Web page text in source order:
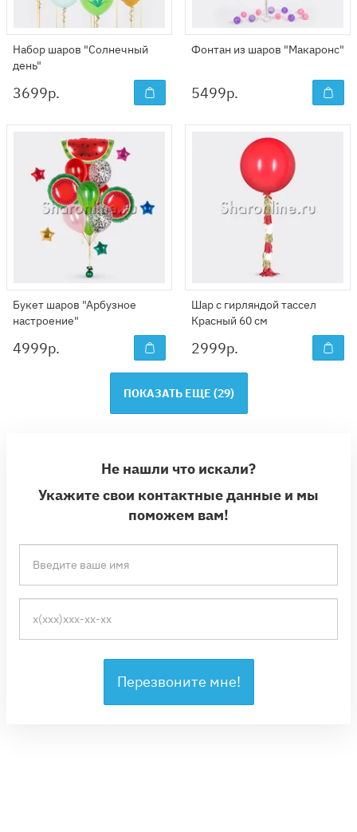
Набор шаров "Солнечный
день"
3699р.
Фонтан из шаров "Макаронс"
5499р.
Букет шаров "Арбузное
настроение"
4999р.
Шар с гирляндой тассел
Красный 60 см
2999р.
ПОКАЗАТЬ ЕЩЕ (29)
Не нашли что искали?
Укажите свои контактные данные и мы
поможем вам!
Перезвоните мне!